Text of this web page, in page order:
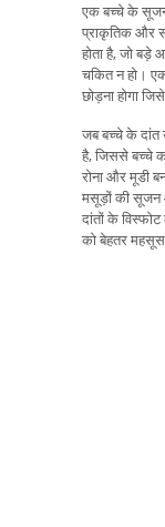
एक बच्चे के
प्राकृतिक और
होता है, जो
चकित न हो।
छोड़ना होगा
जब बच्चे के दांत
है, जिससे बच्चे
रोना और मूडी
मसूड़ों की
दांतों के
को बेहतर